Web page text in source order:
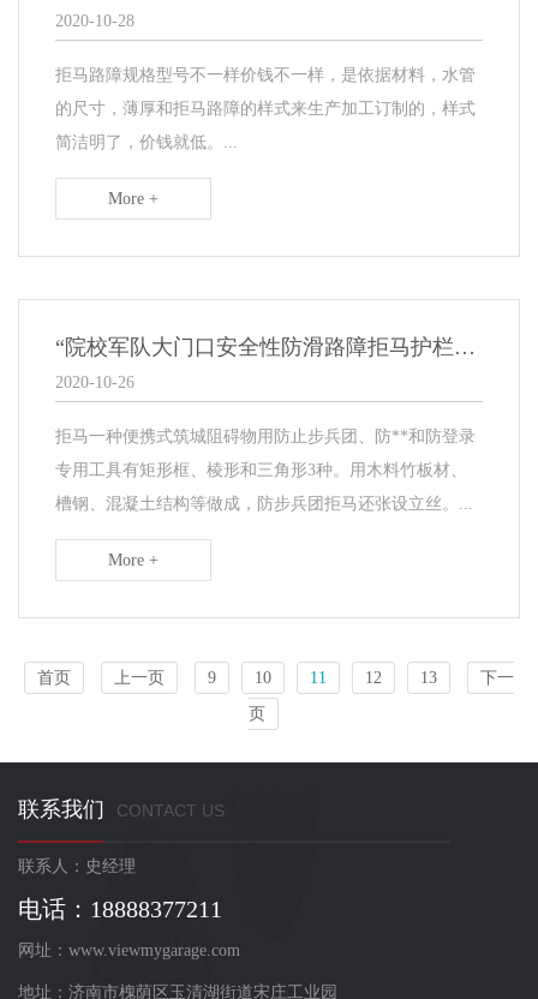
2020-10-28
​拒马路障规格型号不一样价钱不一样，是依据材料，水管
的尺寸，薄厚和拒马路障的样式来生产加工订制的，样式
简洁明了，价钱就低。...
More +
“院校军队大门口安全性防滑路障拒马护栏订制”详解
2020-10-26
拒马一种便携式筑城阻碍物用防止步兵团、防**和防登录
专用工具有矩形框、棱形和三角形3种。用木料竹板材、
槽钢、混凝土结构等做成，防步兵团拒马还张设立丝。...
More +
首页 上一页 9 10 11 12 13
下一
页
联系我们 CONTACT US
联系人：史经理
电话：18888377211
网址：www.viewmygarage.com
地址：济南市槐荫区玉清湖街道宋庄工业园